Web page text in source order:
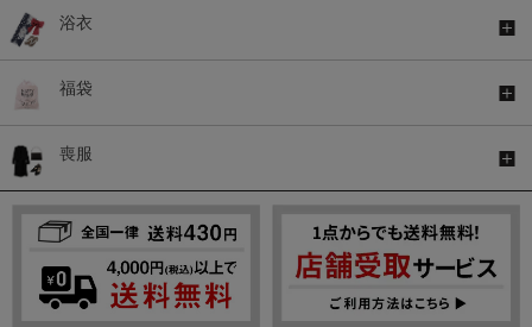
浴衣
福袋
喪服